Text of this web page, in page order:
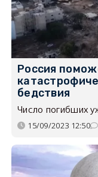
Россия
бедствия
Число погибших
15/09/2023 12:50